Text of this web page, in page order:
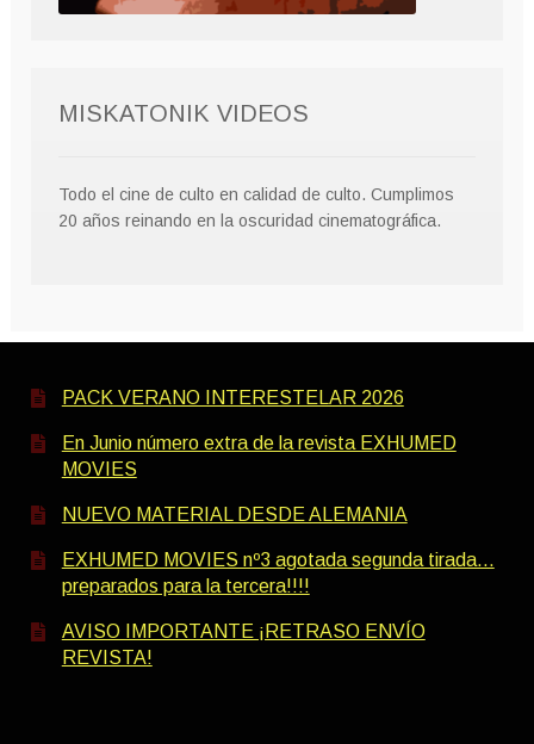
MISKATONIK VIDEOS
Todo el cine de culto en calidad de culto. Cumplimos
20 años reinando en la oscuridad cinematográfica.
PACK VERANO INTERESTELAR 2026
En Junio número extra de la revista EXHUMED
MOVIES
NUEVO MATERIAL DESDE ALEMANIA
EXHUMED MOVIES nº3 agotada segunda tirada…
preparados para la tercera!!!!
AVISO IMPORTANTE ¡RETRASO ENVÍO
REVISTA!